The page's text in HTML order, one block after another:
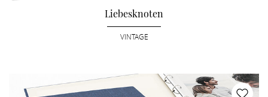
Liebesknoten
VINTAGE